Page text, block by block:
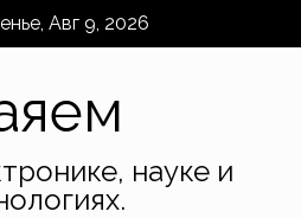
Авг 9, 2026
науке и